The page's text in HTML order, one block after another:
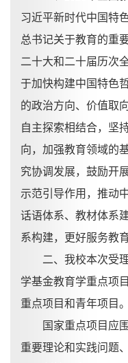
习近平新时代中国特
总书记关于教育的重
二十大和二十届历次
于加快构建中国特色
的政治方向、价值取
自主探索相结合，坚
向，加强教育领域的
究协调发展，鼓励开
示范引导作用，推动
话语体系、教材体系
系构建，更好服务教
二、 我校本次受
学基金教育学重点项
重点项目和青年项目。
国家重点项目应
重要理论和实践问题